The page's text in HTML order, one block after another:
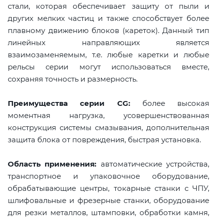
стали, которая обеспечивает защиту от пыли и
других мелких частиц и также способствует более
плавному движению блоков (кареток). Данный тип
линейных направляющих является
взаимозаменяемым, т.е. любые каретки и любые
рельсы серии могут использоваться вместе,
сохраняя точность и размерность.
Преимущества серии CG:более высокая
моментная нагрузка, усовершенствованная
конструкция системы смазывания, дополнительная
защита блока от повреждения, быстрая установка.
Область применения: автоматические устройства,
транспортное и упаковочное оборудование,
обрабатывающие центры, токарные станки с ЧПУ,
шлифовальные и фрезерные станки, оборудование
для резки металлов, штамповки, обработки камня,